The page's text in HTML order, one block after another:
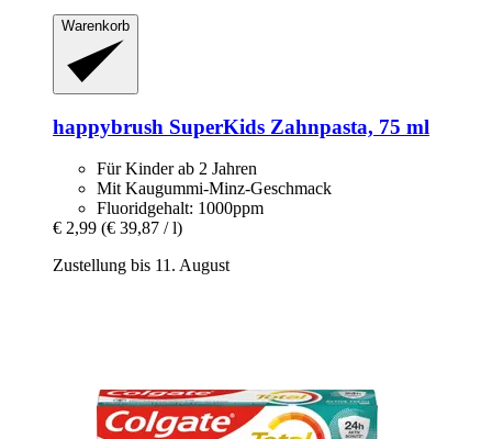
Warenkorb
happybrush SuperKids Zahnpasta, 75 ml
Für Kinder ab 2 Jahren
Mit Kaugummi-Minz-Geschmack
Fluoridgehalt: 1000ppm
€ 2,99 (€ 39,87 / l)
Zustellung bis 11. August